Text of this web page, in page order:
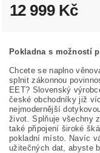
12 999 Kč
Pokladna s možností
Chcete se naplno
splnit zákonnou
EET? Slovenský
české obchodníky již
nejmodernější
život. Splňuje všechny
také připojení široké
pokladní místo. Navíc
užitečných dat, abyste